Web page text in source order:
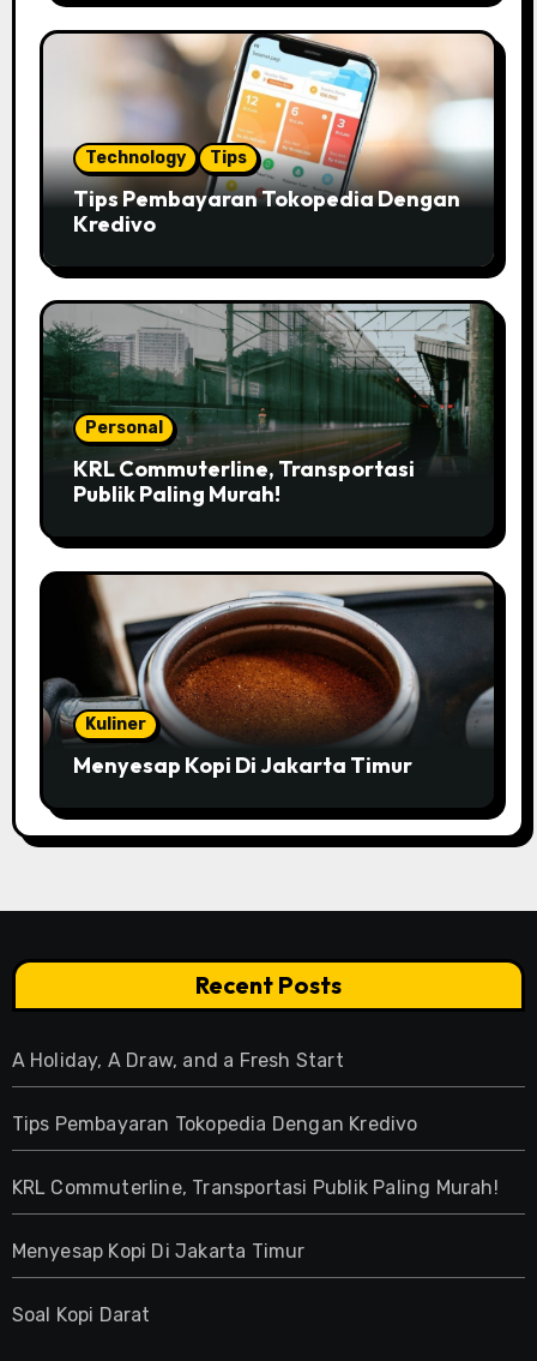
Technology Tips
Tips Pembayaran Tokopedia Dengan
Kredivo
Personal
KRL Commuterline, Transportasi
Publik Paling Murah!
Kuliner
Menyesap Kopi Di Jakarta Timur
Recent Posts
A Holiday, A Draw, and a Fresh Start
Tips Pembayaran Tokopedia Dengan Kredivo
KRL Commuterline, Transportasi Publik Paling Murah!
Menyesap Kopi Di Jakarta Timur
Soal Kopi Darat